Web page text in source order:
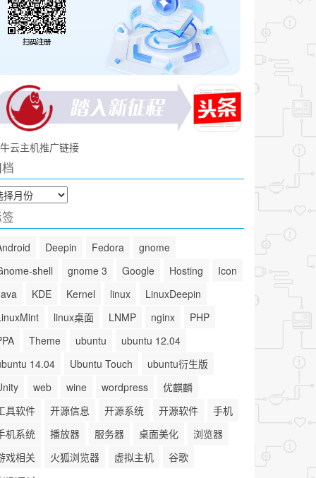
云主机推广链接
Deepin Fedora
gnome
shell
gnome 3 Google Hosting
Icon
KDE Kernel linux
LinuxDeepin
linux桌面 LNMP nginx
PHP
Theme ubuntu
ubuntu 12.04
14.04
Ubuntu Touch
ubuntu衍生版
web wine wordpress
优麒麟
具软件
开源信息 开源系统 开源软件
手机
机系统
播放器 服务器 桌面美化
浏览器
戏相关
火狐浏览器 虚拟主机 谷歌